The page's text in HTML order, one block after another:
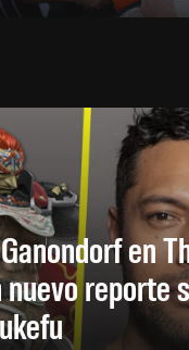
en
nuevo reporte